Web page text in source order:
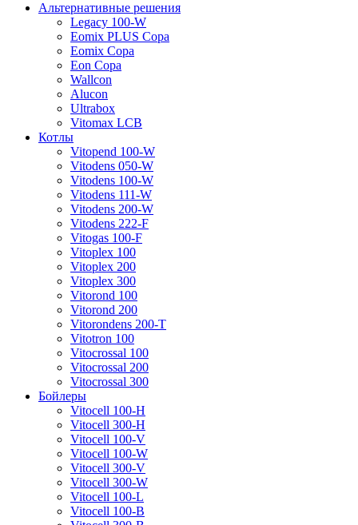
Альтернативные решения
Legacy 100-W
Eomix PLUS Copa
Eomix Copa
Eon Copa
Wallcon
Alucon
Ultrabox
Vitomax LCB
Котлы
Vitopend 100-W
Vitodens 050-W
Vitodens 100-W
Vitodens 111-W
Vitodens 200-W
Vitodens 222-F
Vitogas 100-F
Vitoplex 100
Vitoplex 200
Vitoplex 300
Vitorond 100
Vitorond 200
Vitorondens 200-T
Vitotron 100
Vitocrossal 100
Vitocrossal 200
Vitocrossal 300
Бойлеры
Vitocell 100-H
Vitocell 300-H
Vitocell 100-V
Vitocell 100-W
Vitocell 300-V
Vitocell 300-W
Vitocell 100-L
Vitocell 100-B